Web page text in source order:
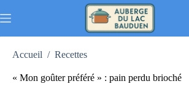
au
Accueil / Recettes
« Mon goûter préféré » : pain perdu brioché